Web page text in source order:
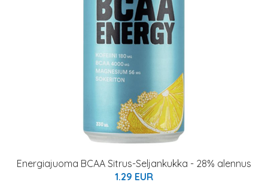
Energiajuoma BCAA Sitrus-Seljankukka - 28% alennus
1.29 EUR